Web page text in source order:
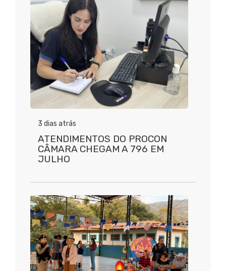
3 dias atrás
ATENDIMENTOS DO PROCON
CÂMARA CHEGAM A 796 EM
JULHO